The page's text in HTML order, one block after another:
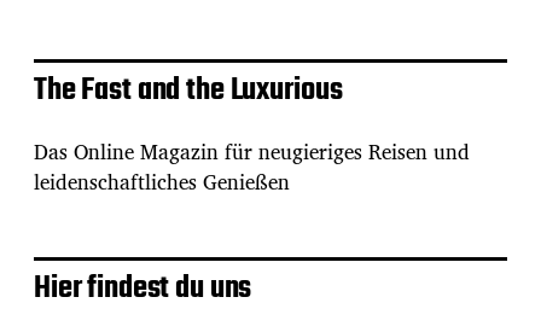
The Fast and the Luxurious
Das Online Magazin für neugieriges Reisen und
leidenschaftliches Genießen
Hier findest du uns